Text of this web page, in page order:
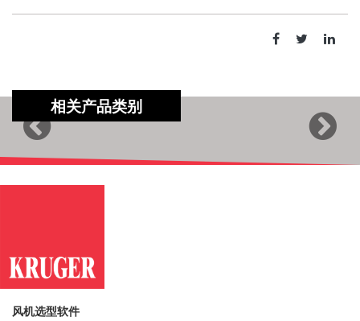
相关产品类别
Previous Next
风机选型软件